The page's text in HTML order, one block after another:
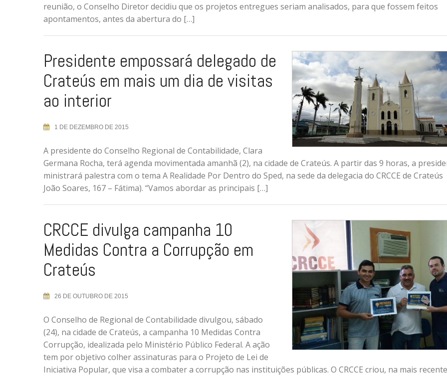
reunião, o Conselho Diretor decidiu que os projetos entregues seriam analisados, para que fossem feitos
apontamentos, antes da abertura do […]
Presidente empossará delegado de
Crateús em mais um dia de visitas
ao interior
1 DE DEZEMBRO DE 2015
A presidente do Conselho Regional de Contabilidade, Clara
Germana Rocha, terá agenda movimentada amanhã (2), na cidade de Crateús. A partir das 9 horas, a
ministrará palestra com o tema A Realidade Por Dentro do Sped, na sede da delegacia do CRCCE de
João Soares, 167 – Fátima). “Vamos abordar as principais […]
CRCCE divulga campanha 10
Medidas Contra a Corrupção em
Crateús
26 DE OUTUBRO DE 2015
O Conselho de Regional de Contabilidade divulgou, sábado
(24), na cidade de Crateús, a campanha 10 Medidas Contra
Corrupção, idealizada pelo Ministério Público Federal. A ação
tem por objetivo colher assinaturas para o Projeto de Lei de
Iniciativa Popular, que visa a combater a corrupção nas instituições públicas. O CRCCE criou, na mais recente